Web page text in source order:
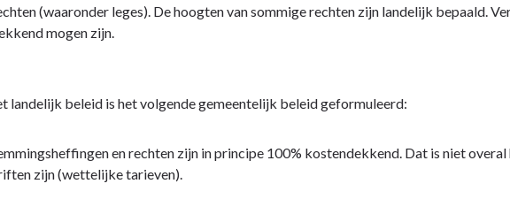
(waaronder leges). De hoogten van sommige rechten zijn landelijk bepaald.
mogen zijn.
landelijk beleid is het volgende gemeentelijk beleid geformuleerd:
en rechten zijn in principe 100% kostendekkend. Dat is niet
zijn (wettelijke tarieven).